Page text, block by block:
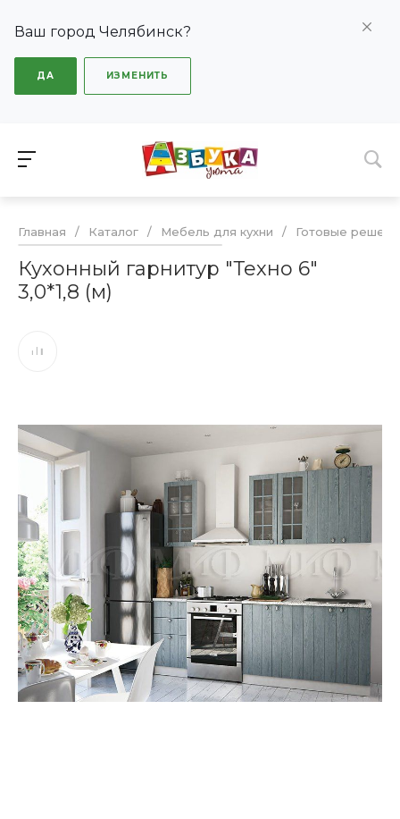
Ваш город Челябинск?
ДА ИЗМЕНИТЬ
Главная / Каталог / Мебель для кухни / Готовые
Кухонный гарнитур "Техно 6"
3,0*1,8 (м)